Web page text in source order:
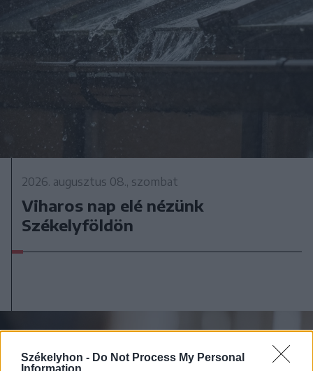
Székelyhon - Do Not Process My Personal
Information
2026. augusztus 08., szombat
Viharos nap elé nézünk
Székelyföldön